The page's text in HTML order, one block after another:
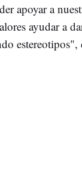
apoyar a
ayudar a
estereotipos",